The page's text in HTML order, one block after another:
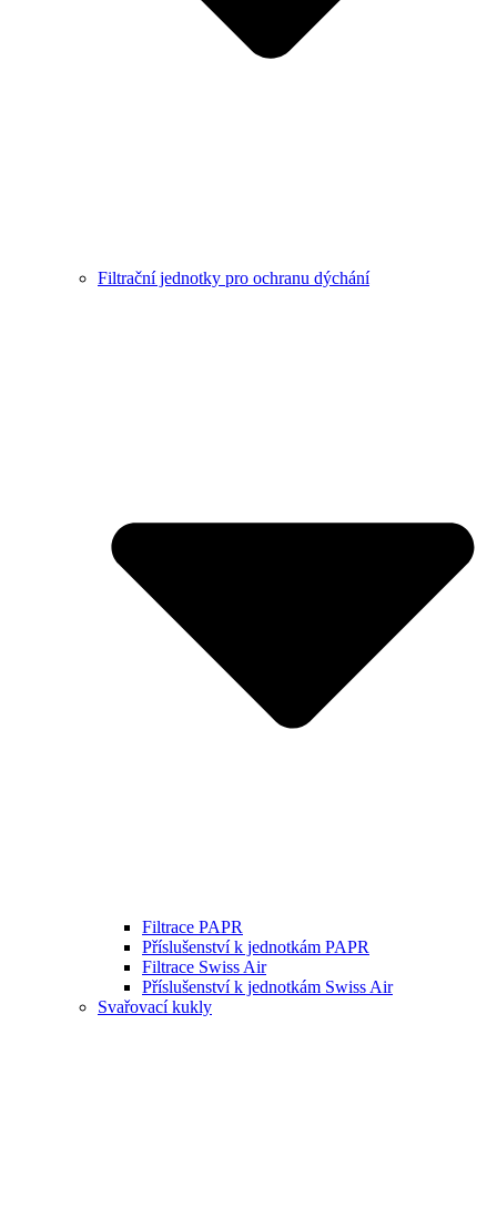
Filtrační jednotky pro ochranu dýchání
Filtrace PAPR
Příslušenství k jednotkám PAPR
Filtrace Swiss Air
Příslušenství k jednotkám Swiss Air
Svařovací kukly